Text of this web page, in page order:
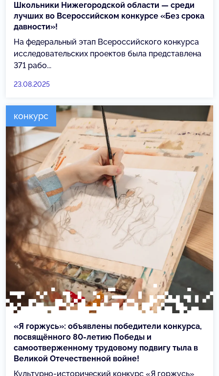
Школьники Нижегородской области — среди
лучших во Всероссийском конкурсе «Без срока
давности»!
На федеральный этап Всероссийского конкурса
исследовательских проектов была представлена
371 рабо...
23.08.2025
конкурс
«Я горжусь»: объявлены победители конкурса,
посвящённого 80-летию Победы и
самоотверженному трудовому подвигу тыла в
Великой Отечественной войне!
Культурно-исторический конкурс «Я горжусь»